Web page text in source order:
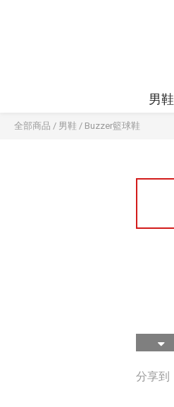
男鞋
全部商品 / 男鞋 / Buzzer籃球鞋
分享到